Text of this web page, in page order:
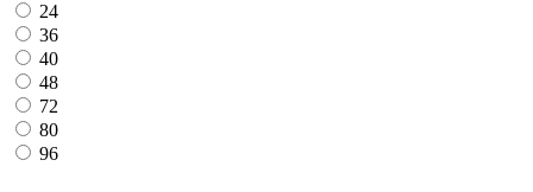
24
36
40
48
72
80
96